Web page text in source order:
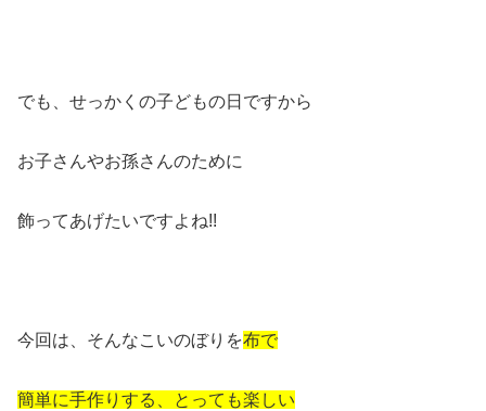
でも、せっかくの子どもの日ですから
お子さんやお孫さんのために
飾ってあげたいですよね!!
今回は、そんなこいのぼりを布で
簡単に手作りする、とっても楽しい